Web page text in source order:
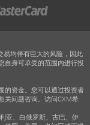
易均伴有巨大的风险，因此
自身可承受的范围内进行投
的资金。您可以通过投资者
关问题咨询。访问CXM希
亚、白俄罗斯、古巴、伊